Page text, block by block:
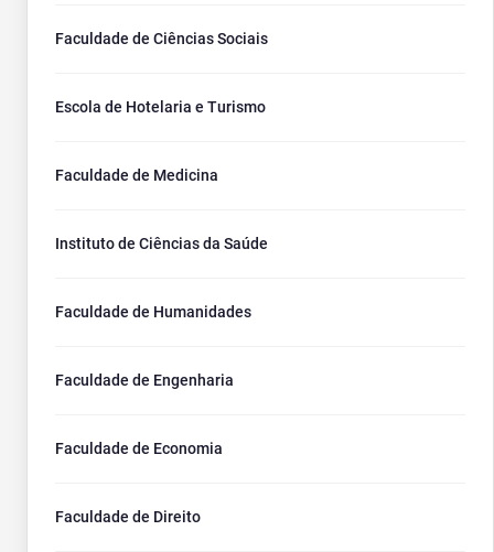
Faculdade de Ciências Sociais
Escola de Hotelaria e Turismo
Faculdade de Medicina
Instituto de Ciências da Saúde
Faculdade de Humanidades
Faculdade de Engenharia
Faculdade de Economia
Faculdade de Direito